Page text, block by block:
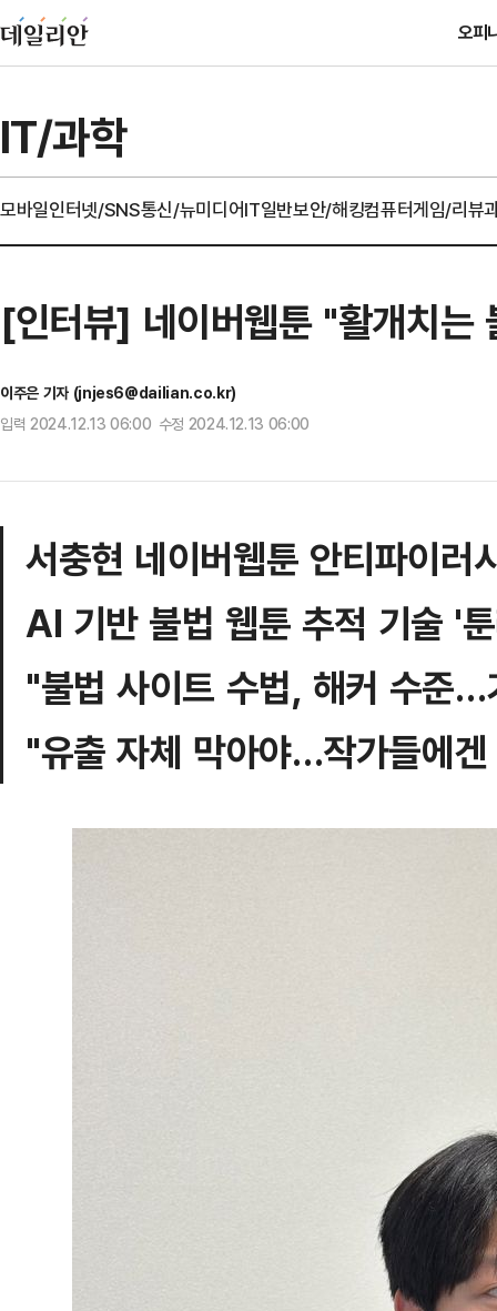
오피
IT/과학
모바일인터넷/SNS통신/뉴미디어IT일반보안/해킹컴퓨터게임/리뷰
[인터뷰] 네이버웹툰 "활개치는
이주은 기자 (jnjes6@dailian.co.kr)
입력 2024.12.13 06:00 수정 2024.12.13 06:00
서충현 네이버웹툰 안티파이러
AI 기반 불법 웹툰 추적 기술 '
"불법 사이트 수법, 해커 수준
"유출 자체 막아야…작가들에